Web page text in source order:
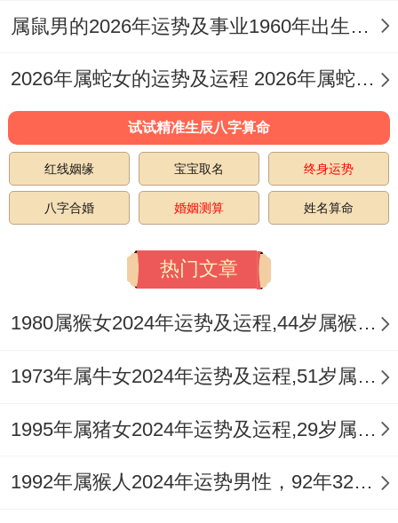
险还算保守~也许投资收益不会有太大的惊
喜。
在人际关系上她们的真诚与善良会吸引一
群...
但在一些麻烦的人际关系中导致的不善言辞
有时会被误解。
2025年对于79年属羊女来说是充满机遇同挑
战的一年！
属鼠男的2026年运势及事业1960年出生的命运 属鼠男的2026婚姻
2026年属蛇女的运势及运程 2026年属蛇女全年运势及运程
试试精准生辰八字算命
红线姻缘 宝宝取名 终身运势
八字合婚 婚姻测算 姓名算命
热门文章
1980属猴女2024年运势及运程,44岁属猴人2024全年每月运势女性如何
1973年属牛女2024年运势及运程,51岁属牛人2024全年每月运势女性如何
1995年属猪女2024年运势及运程,29岁属猪人2024全年每月运势女性如何
1992年属猴人2024年运势男性，92年32岁属猴男2024年每月运程怎么样